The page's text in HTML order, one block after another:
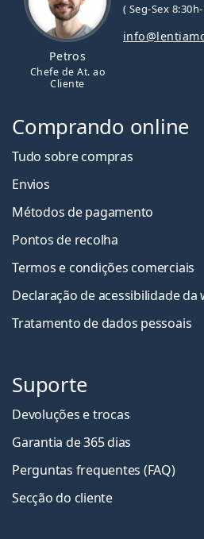
Petros
Chefe de At. ao
Cliente
( Seg-Sex
Comprando online
Tudo sobre compras
Envios
Métodos de pagamento
Pontos de recolha
Termos e condições comerciais
Declaração de acessibilidade da
Tratamento de dados pessoais
Suporte
Devoluções e trocas
Garantia de 365 dias
Perguntas frequentes (FAQ)
Secção do cliente